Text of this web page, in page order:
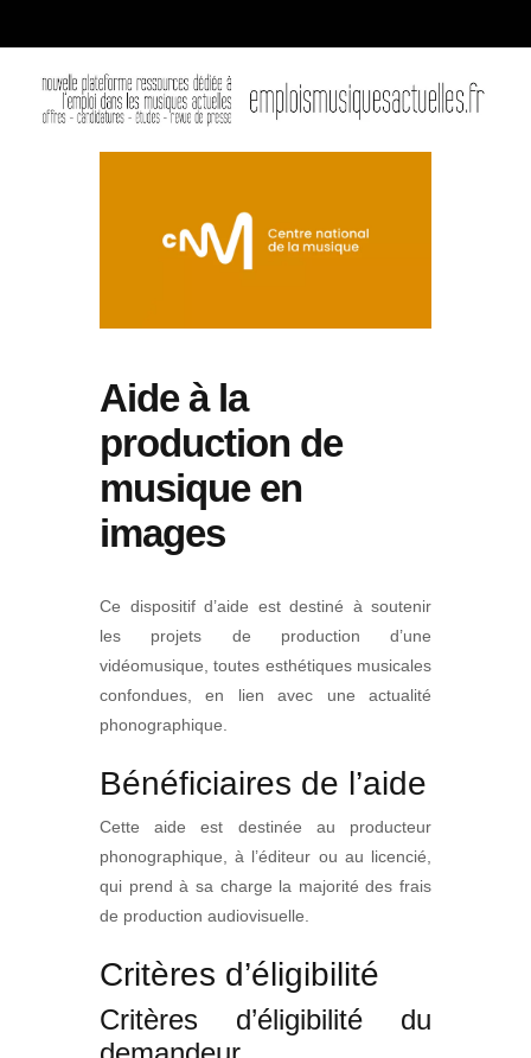
Aide à la
production de
musique en
images
Ce dispositif d’aide est destiné à soutenir
les projets de production d’une
vidéomusique, toutes esthétiques musicales
confondues, en lien avec une actualité
phonographique.
Bénéficiaires de l’aide
Cette aide est destinée au producteur
phonographique, à l’éditeur ou au licencié,
qui prend à sa charge la majorité des frais
de production audiovisuelle.
Critères d’éligibilité
Critères d’éligibilité du